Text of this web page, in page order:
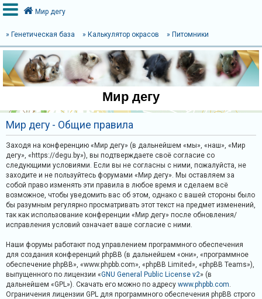
В
х
о
Р
е
г
и
с
т
р
а
ц
и
я
Мир дегу
» Генетическая база » Калькулятор окрасов » Питомники
Мир дегу
Мир дегу - Общие правила
Заходя на конференцию «Мир дегу» (в дальнейшем «мы», «наш», «Мир
дегу», «https://degu.by»), вы подтверждаете своё согласие со
следующими условиями. Если вы не согласны с ними, пожалуйста, не
заходите и не пользуйтесь форумами «Мир дегу». Мы оставляем за
собой право изменять эти правила в любое время и сделаем всё
возможное, чтобы уведомить вас об этом, однако с вашей стороны было
бы разумным регулярно просматривать этот текст на предмет изменений,
так как использование конференции «Мир дегу» после обновления/
исправления условий означает ваше согласие с ними.
Наши форумы работают под управлением программного обеспечения
для создания конференций phpBB (в дальнейшем «они», «программное
обеспечение phpBB», «www.phpbb.com», «phpBB Limited», «phpBB Teams»),
выпущенного по лицензии «GNU General Public License v2» (в
дальнейшем «GPL»). Скачать его можно по адресу www.phpbb.com
Ограничения лицензии GPL для программного обеспечения phpBB строго